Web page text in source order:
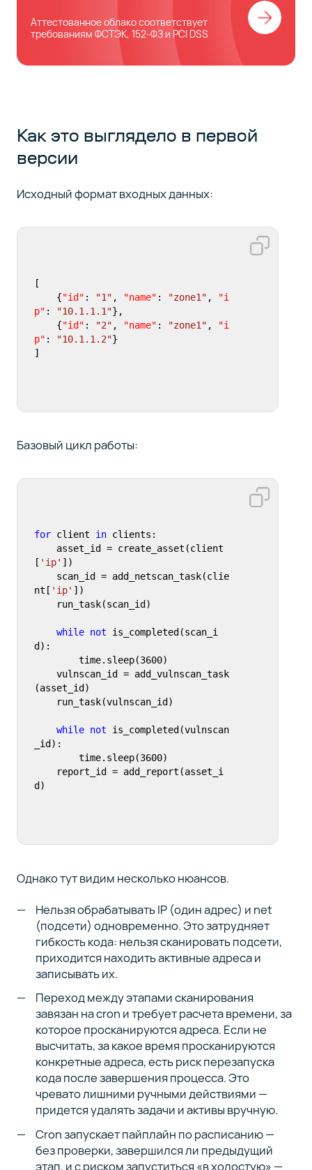
Аттестованное облако cоответствует
требованиям ФСТЭК, 152-ФЗ и PCI DSS
Как это выглядело в первой
версии
Исходный формат входных данных:
[
{"id" : "1" , "name" : "zone1" ,
"i
p" : "10.1.1.1"} ,
{"id" : "2" , "name" : "zone1" ,
"i
p" : "10.1.1.2"}
]
Базовый цикл работы:
for client in clients:
[ 'ip' ])
nt[ 'ip' ])
while not is_completed(scan_i
d):
        time.sleep(
3600)
(asset_id)
while not is_completed(vulnscan
_id):
        time.sleep(
3600)
d)
Однако тут видим несколько нюансов.
Нельзя обрабатывать IP (один адрес) и net
(подсети) одновременно. Это затрудняет
гибкость кода: нельзя сканировать подсети,
приходится находить активные адреса и
записывать их.
Переход между этапами сканирования
завязан на cron и требует расчета времени, за
которое просканируются адреса. Если не
высчитать, за какое время просканируются
конкретные адреса, есть риск перезапуска
кода после завершения процесса. Это
чревато лишними ручными действиями —
придется удалять задачи и активы вручную.
Cron запускает пайплайн по расписанию —
без проверки, завершился ли предыдущий
этап, и с риском запуститься «в холостую» —